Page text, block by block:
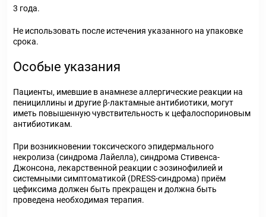
3 года.
Не использовать после истечения указанного на упаковке
срока.
Особые указания
Пациенты, имевшие в анамнезе аллергические реакции на
пенициллины и другие β-лактамные антибиотики, могут
иметь повышенную чувствительность к цефалоспориновым
антибиотикам.
При возникновении токсического эпидермального
некролиза (синдрома Лайелла), синдрома Стивенса-
Джонсона, лекарственной реакции с эозинофилией и
системными симптоматикой (DRESS-синдрома) приём
цефиксима должен быть прекращен и должна быть
проведена необходимая терапия.